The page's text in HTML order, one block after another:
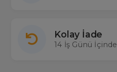
Kolay İade
14 İş Günü İçinde